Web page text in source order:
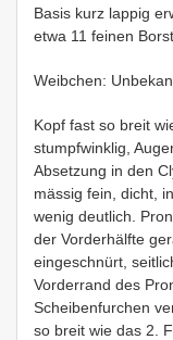
Basis kurz lappig
etwa 11 feinen
Weibchen:
Kopf fast so breit
stumpfwinklig,
Absetzung in den
mässig fein, dicht,
wenig deutlich.
der Vorderhälfte
eingeschnürt,
Vorderrand des
Scheibenfurchen
so breit wie das 2.